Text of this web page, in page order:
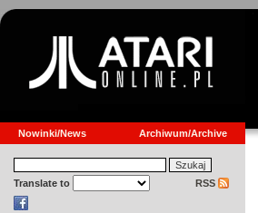
Nowinki/News Archiwum/Archive
Translate to RSS